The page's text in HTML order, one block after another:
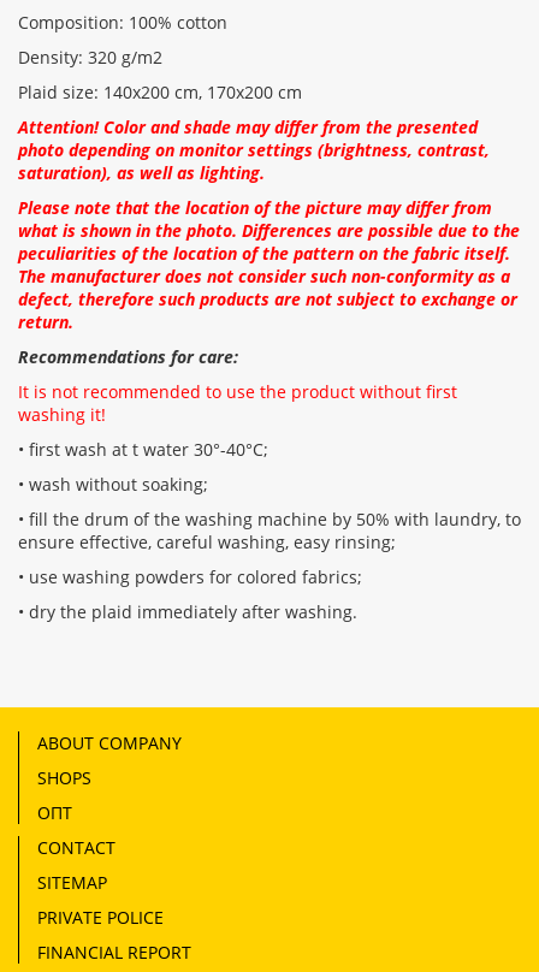
Composition: 100% cotton
Density: 320 g/m2
Plaid size: 140x200 cm, 170x200 cm
Attention! Color and shade may differ from the presented
photo depending on monitor settings (brightness, contrast,
saturation), as well as lighting.
Please note that the location of the picture may differ from
what is shown in the photo. Differences are possible due to the
peculiarities of the location of the pattern on the fabric itself.
The manufacturer does not consider such non-conformity as a
defect, therefore such products are not subject to exchange or
return.
Recommendations for care:
It is not recommended to use the product without first
washing it!
• first wash at t water 30°-40°C;
• wash without soaking;
• fill the drum of the washing machine by 50% with laundry, to
ensure effective, careful washing, easy rinsing;
• use washing powders for colored fabrics;
• dry the plaid immediately after washing.
ABOUT COMPANY
SHOPS
ОПТ
CONTACT
SITEMAP
PRIVATE POLICE
FINANCIAL REPORT